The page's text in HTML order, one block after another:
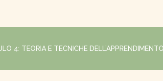
4: TEORIA E TECNICHE